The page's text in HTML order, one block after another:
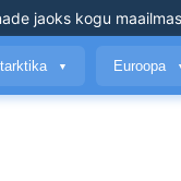
jaoks kogu maailmas
▼ Euroopa